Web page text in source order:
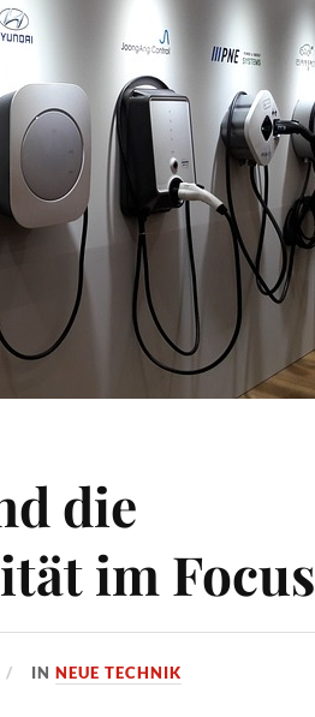
die
im Focus
INNEUE TECHNIK